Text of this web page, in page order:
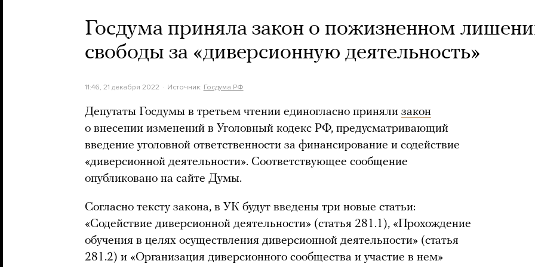
Госдума приняла закон о пожизненном
свободы за «диверсионную деятельность»
11:46, 21 декабря 2022 Источник: Госдума РФ
Депутаты Госдумы в третьем чтении единогласно приняли закон
о внесении изменений в Уголовный кодекс РФ, предусматривающий
введение уголовной ответственности за финансирование и содействие
«диверсионной деятельности». Соответствующее сообщение
опубликовано на сайте Думы.
Согласно тексту закона, в УК будут введены три новые статьи:
«Содействие диверсионной деятельности» (статья 281.1), «Прохождение
обучения в целях осуществления диверсионной деятельности» (статья
281.2) и «Организация диверсионного сообщества и участие в нем»